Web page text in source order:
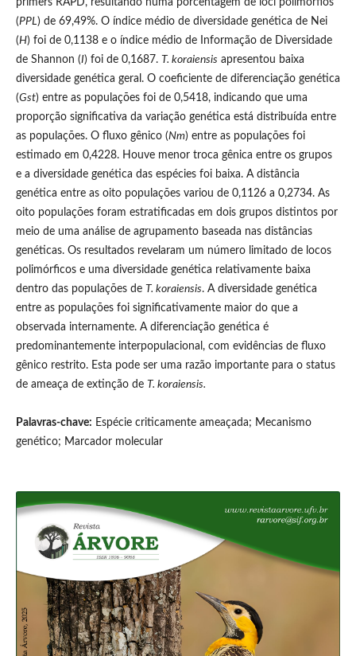
primers RAPD, resultando numa porcentagem de loci polimórfios
(PPL) de 69,49%. O índice médio de diversidade genética de Nei
(H) foi de 0,1138 e o índice médio de Informação de Diversidade
de Shannon (I) foi de 0,1687. T. koraiensis apresentou baixa
diversidade genética geral. O coeficiente de diferenciação genética
(Gst) entre as populações foi de 0,5418, indicando que uma
proporção significativa da variação genética está distribuída entre
as populações. O fluxo gênico (Nm) entre as populações foi
estimado em 0,4228. Houve menor troca gênica entre os grupos
e a diversidade genética das espécies foi baixa. A distância
genética entre as oito populações variou de 0,1126 a 0,2734. As
oito populações foram estratificadas em dois grupos distintos por
meio de uma análise de agrupamento baseada nas distâncias
genéticas. Os resultados revelaram um número limitado de locos
polimórficos e uma diversidade genética relativamente baixa
dentro das populações de T. koraiensis. A diversidade genética
entre as populações foi significativamente maior do que a
observada internamente. A diferenciação genética é
predominantemente interpopulacional, com evidências de fluxo
gênico restrito. Esta pode ser uma razão importante para o status
de ameaça de extinção de T. koraiensis.
Palavras-chave: Espécie criticamente ameaçada; Mecanismo
genético; Marcador molecular